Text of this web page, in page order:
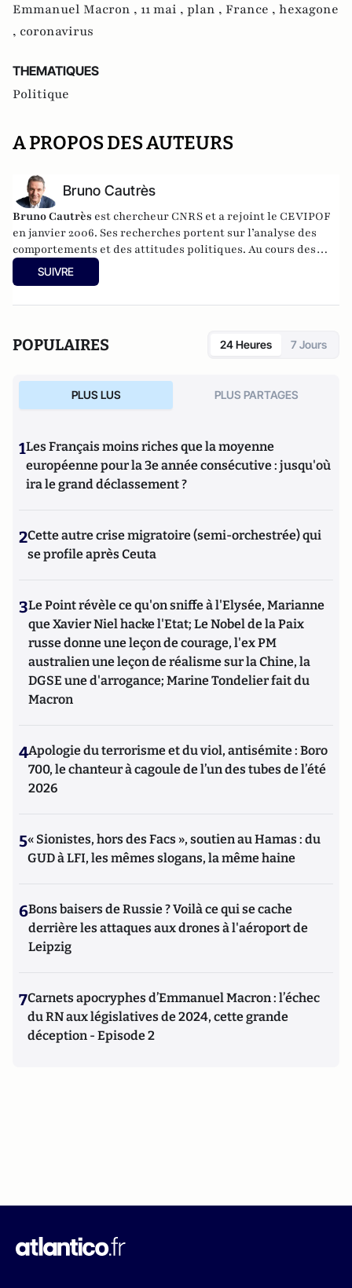
Emmanuel Macron , 11 mai , plan , France , hexagone
, coronavirus
THEMATIQUES
Politique
A PROPOS DES AUTEURS
Bruno Cautrès
Bruno Cautrès est chercheur CNRS et a rejoint le CEVIPOF
en janvier 2006. Ses recherches portent sur l’analyse des
comportements et des attitudes politiques. Au cours des
années récentes, il a participé à différentes recherches
françaises ou européennes portant sur la participation
européenne dans les électorats et les opinions publiques. Il
(toujours) l'Europe ?(éditions de La Documentation
Française, 2014) etHistoire d’une révolution électorale
(2015-2018)avec Anne Muxel (Classiques Garnier, 2019).
SUIVRE
POPULAIRES 24 Heures 7 Jours
PLUS LUS PLUS PARTAGES
1Les Français moins riches que la moyenne
européenne pour la 3e année consécutive : jusqu'où
ira le grand déclassement ?
2Cette autre crise migratoire (semi-orchestrée) qui
se profile après Ceuta
3Le Point révèle ce qu'on sniffe à l'Elysée, Marianne
que Xavier Niel hacke l'Etat; Le Nobel de la Paix
russe donne une leçon de courage, l'ex PM
australien une leçon de réalisme sur la Chine, la
DGSE une d'arrogance; Marine Tondelier fait du
Macron
4Apologie du terrorisme et du viol, antisémite : Boro
700, le chanteur à cagoule de l’un des tubes de l’été
2026
5« Sionistes, hors des Facs », soutien au Hamas : du
GUD à LFI, les mêmes slogans, la même haine
6Bons baisers de Russie ? Voilà ce qui se cache
derrière les attaques aux drones à l'aéroport de
Leipzig
7Carnets apocryphes d’Emmanuel Macron : l’échec
du RN aux législatives de 2024, cette grande
déception - Episode 2